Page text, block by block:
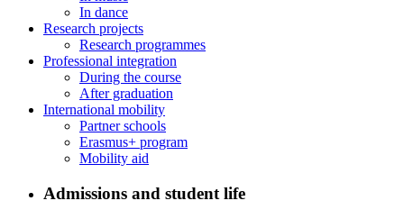
In dance
Research projects
Research programmes
Professional integration
During the course
After graduation
International mobility
Partner schools
Erasmus+ program
Mobility aid
Admissions and student life